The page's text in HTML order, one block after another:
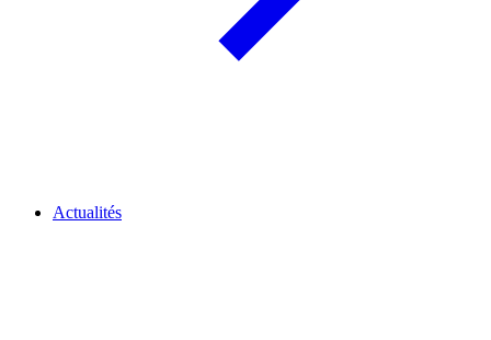
Actualités